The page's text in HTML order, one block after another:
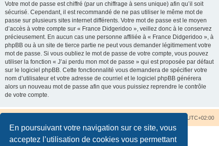
En poursuivant votre navigation sur ce site, vous
acceptez l’utilisation de cookies vous permettant
Votre mot de passe est chiffré (par un chiffrage à sens unique) afin qu’il soit
sécurisé. Cependant, il est recommandé de ne pas utiliser le même mot de
passe sur plusieurs sites internet différents. Votre mot de passe est le moyen
d’accès à votre compte sur « France Didgeridoo », veillez donc à le conservez
précieusement. En aucun cas une personne affiliée à « France Didgeridoo », à
phpBB ou à un site de tierce partie ne peut vous demander légitimement votre
mot de passe. Si vous oubliez le mot de passe de votre compte, vous pouvez
utiliser la fonction « J’ai perdu mon mot de passe » qui est proposée par défaut
sur le logiciel phpBB. Cette fonctionnalité vous demandera de spécifier votre
nom d’utilisateur et votre adresse de courriel et le logiciel phpBB générera
alors un nouveau mot de passe afin que vous puissiez reprendre le contrôle
de votre compte.
UTC+02:00